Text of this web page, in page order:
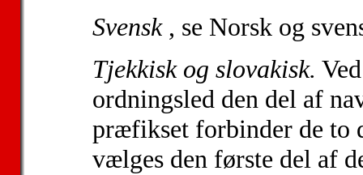
Svensk, se Norsk og
Tjekkisk og slovakisk.
ordningsled den del af
præfikset forbinder de to
vælges den første del af